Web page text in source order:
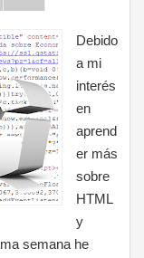
Debido
a mi
interés
en
aprend
er más
sobre
HTML
y
semana he